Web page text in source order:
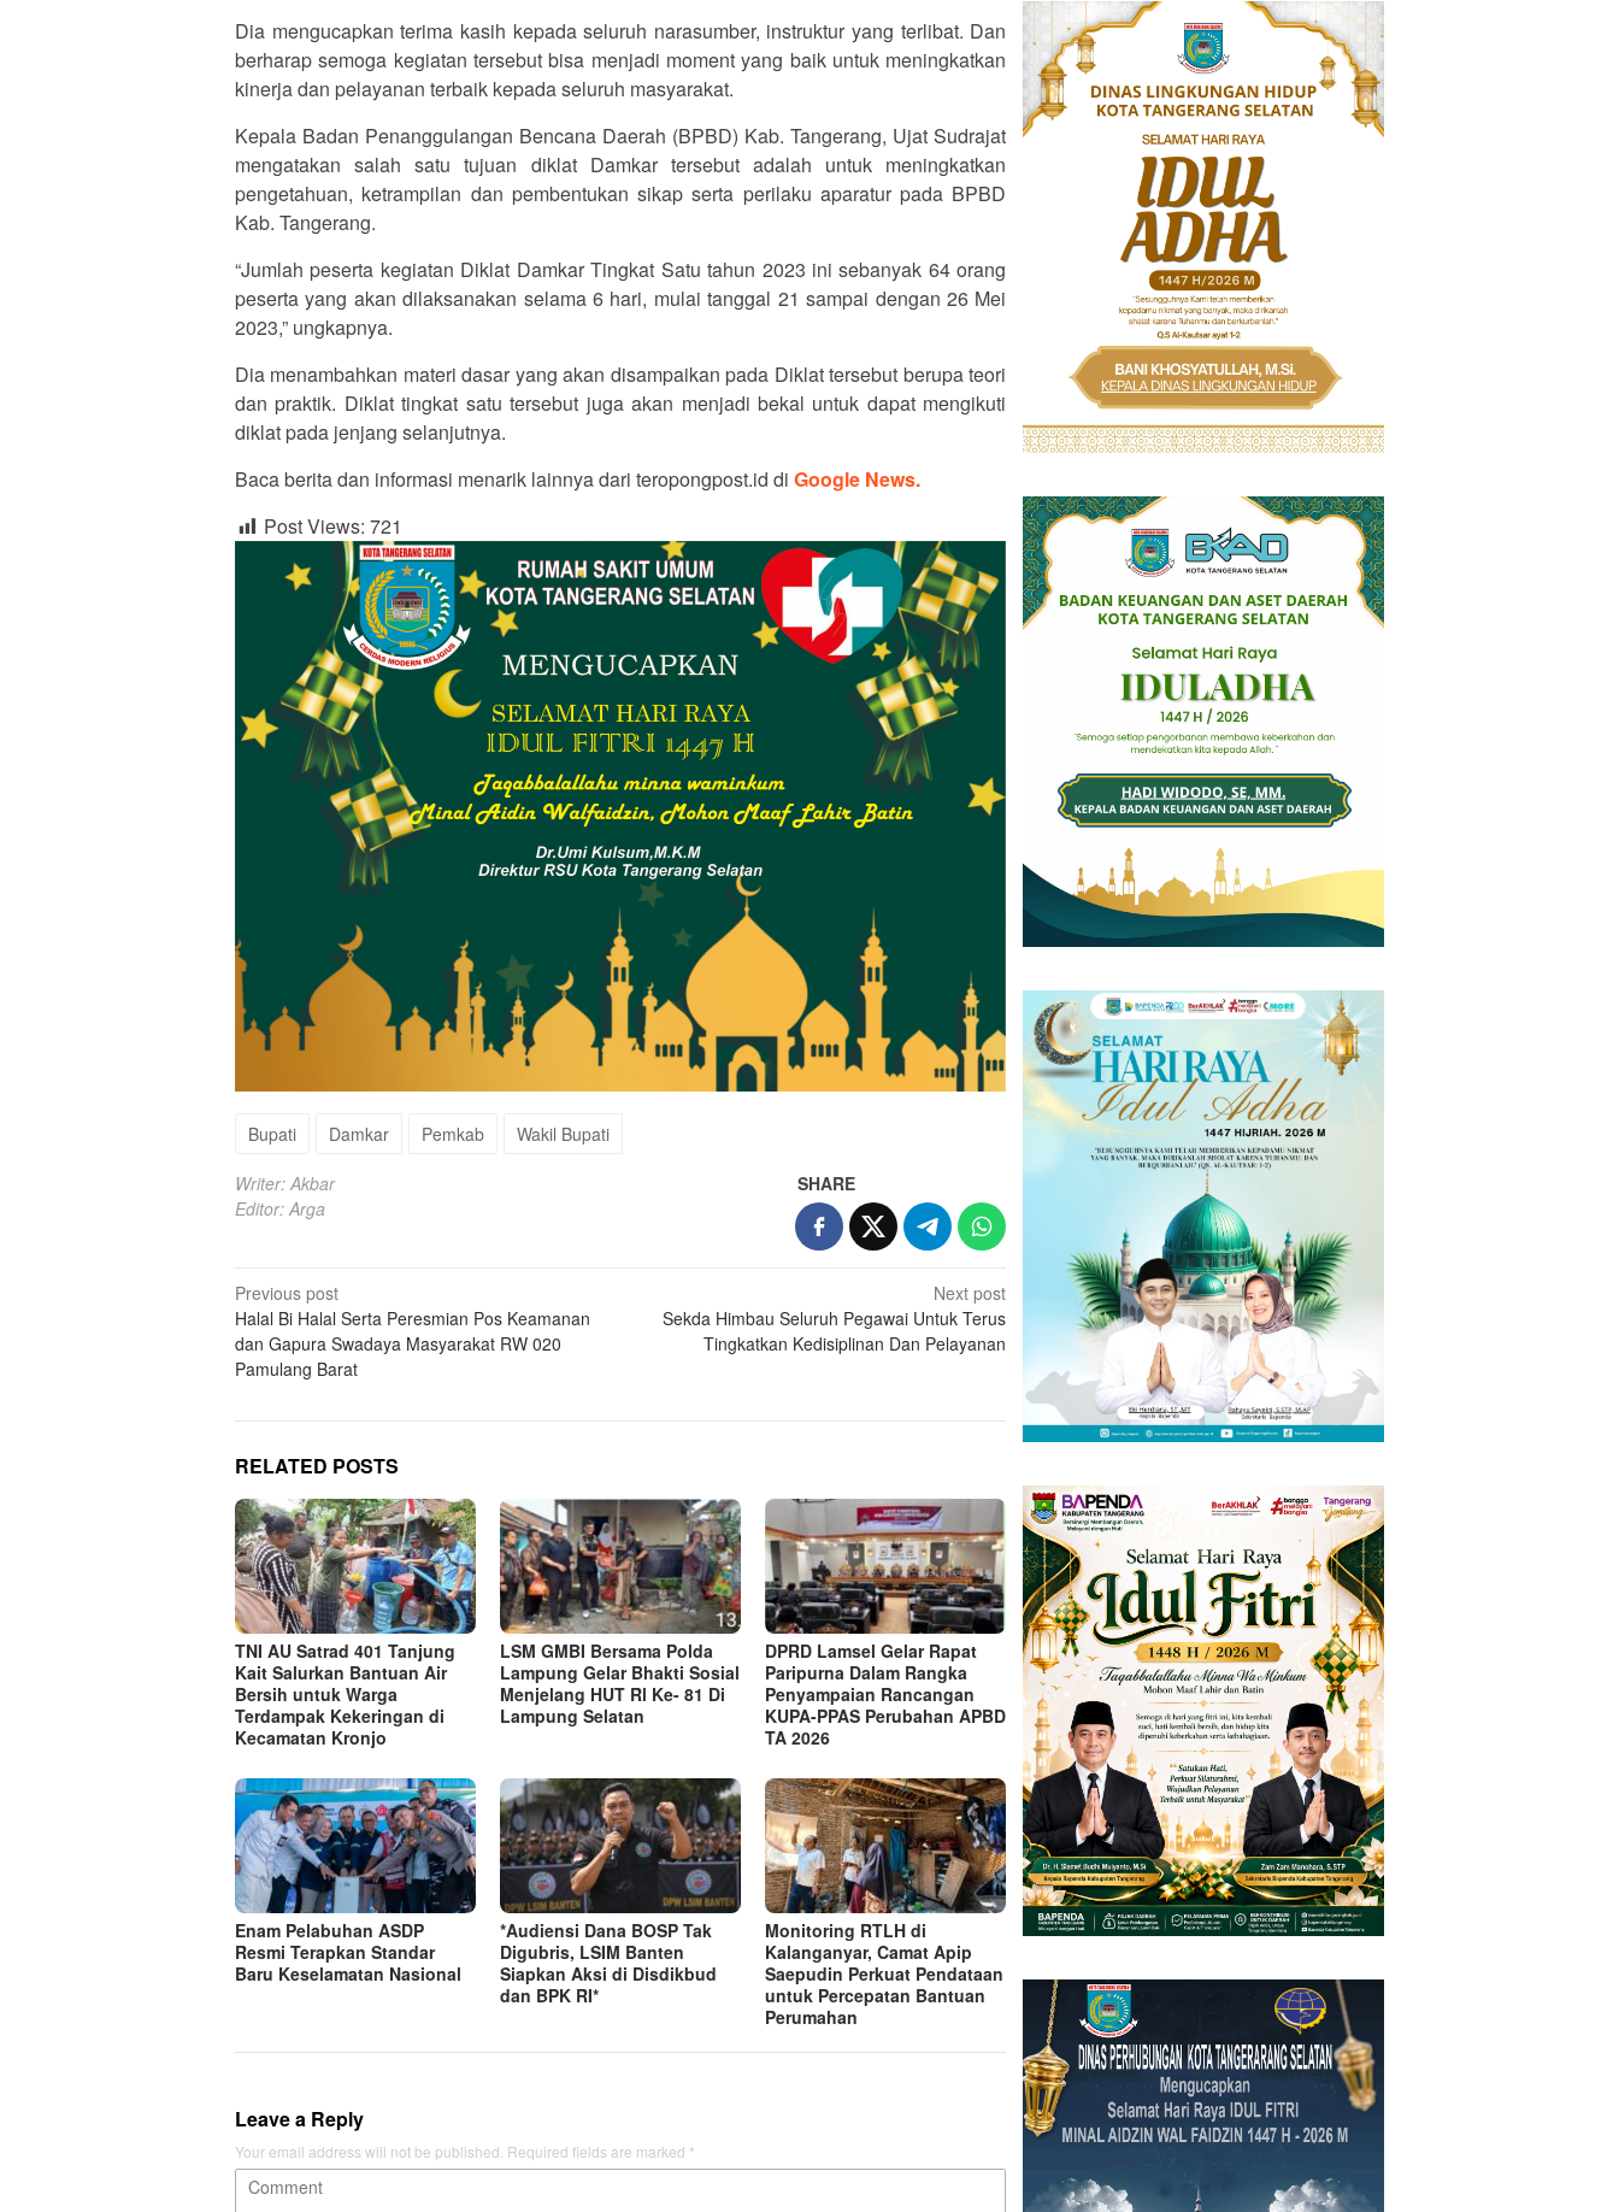
Dia mengucapkan terima kasih kepada seluruh narasumber, instruktur yang terlibat. Dan
berharap semoga kegiatan tersebut bisa menjadi moment yang baik untuk meningkatkan
kinerja dan pelayanan terbaik kepada seluruh masyarakat.
Kepala Badan Penanggulangan Bencana Daerah (BPBD) Kab. Tangerang, Ujat Sudrajat
mengatakan salah satu tujuan diklat Damkar tersebut adalah untuk meningkatkan
pengetahuan, ketrampilan dan pembentukan sikap serta perilaku aparatur pada BPBD
Kab. Tangerang.
“Jumlah peserta kegiatan Diklat Damkar Tingkat Satu tahun 2023 ini sebanyak 64 orang
peserta yang akan dilaksanakan selama 6 hari, mulai tanggal 21 sampai dengan 26 Mei
2023,” ungkapnya.
Dia menambahkan materi dasar yang akan disampaikan pada Diklat tersebut berupa teori
dan praktik. Diklat tingkat satu tersebut juga akan menjadi bekal untuk dapat mengikuti
diklat pada jenjang selanjutnya.
Baca berita dan informasi menarik lainnya dari teropongpost.id di Google News.
Post Views: 721
Bupati Damkar Pemkab Wakil Bupati
Writer: Akbar
Editor: Arga
SHARE
Post
navigation
Previous post
Halal Bi Halal Serta Peresmian Pos Keamanan
dan Gapura Swadaya Masyarakat RW 020
Pamulang Barat
Next post
Sekda Himbau Seluruh Pegawai Untuk Terus
Tingkatkan Kedisiplinan Dan Pelayanan
RELATED POSTS
TNI AU Satrad 401 Tanjung
Kait Salurkan Bantuan Air
Bersih untuk Warga
Terdampak Kekeringan di
Kecamatan Kronjo
LSM GMBI Bersama Polda
Lampung Gelar Bhakti Sosial
Menjelang HUT Rl Ke- 81 Di
Lampung Selatan
DPRD Lamsel Gelar Rapat
Paripurna Dalam Rangka
Penyampaian Rancangan
KUPA-PPAS Perubahan APBD
TA 2026
Enam Pelabuhan ASDP
Resmi Terapkan Standar
Baru Keselamatan Nasional
*Audiensi Dana BOSP Tak
Digubris, LSIM Banten
Siapkan Aksi di Disdikbud
dan BPK RI*
Monitoring RTLH di
Kalanganyar, Camat Apip
Saepudin Perkuat Pendataan
untuk Percepatan Bantuan
Perumahan
Leave a Reply
Your email address will not be published. Required fields are marked *